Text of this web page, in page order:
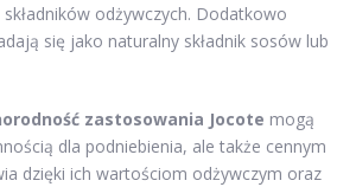
odżywczych. Dodatkowo
się jako naturalny składnik sosów lub
zastosowania Jocote mogą
dla podniebienia, ale także cennym
dzięki ich wartościom odżywczym oraz